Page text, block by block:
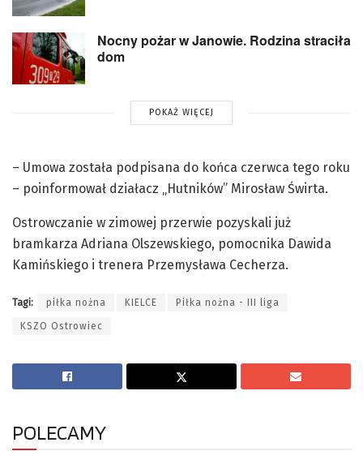
Nocny pożar w Janowie. Rodzina straciła
dom
POKAŻ WIĘCEJ
– Umowa została podpisana do końca czerwca tego roku
– poinformował działacz „Hutników” Mirosław Świrta.
Ostrowczanie w zimowej przerwie pozyskali już
bramkarza Adriana Olszewskiego, pomocnika Dawida
Kamińskiego i trenera Przemysława Cecherza.
Tagi: piłka nożna KIELCE Piłka nożna - III liga
KSZO Ostrowiec
POLECAMY